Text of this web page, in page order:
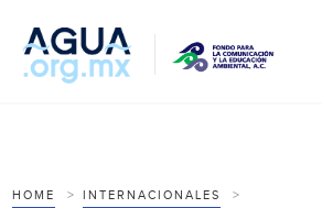
HOME INTERNACIONALES